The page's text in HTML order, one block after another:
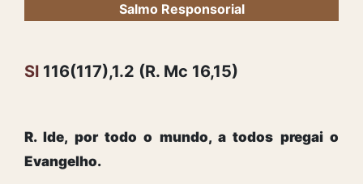
Salmo Responsorial
Sl 116(117),1.2 (R. Mc 16,15)
R. Ide, por todo o mundo, a todos pregai o
Evangelho.